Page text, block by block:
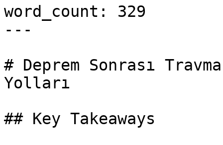
word_count: 329
---
# Deprem Sonrası
Yolları
## Key Takeaways